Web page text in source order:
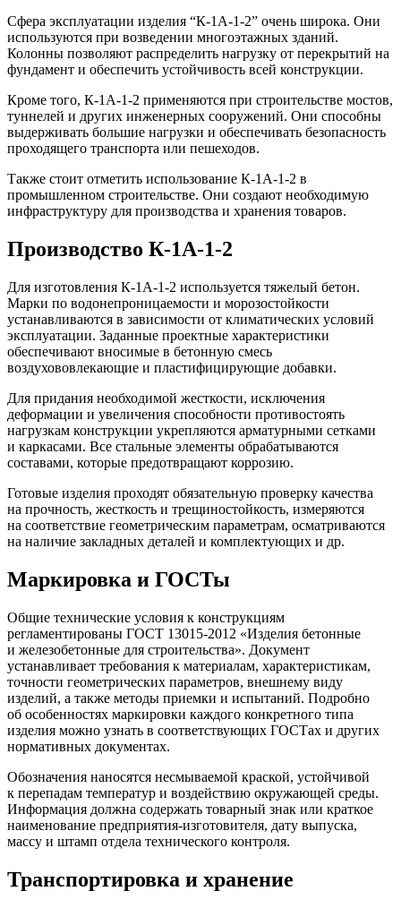
Сфера эксплуатации изделия “К-1А-1-2” очень широка. Они
используются при возведении многоэтажных зданий.
Колонны позволяют распределить нагрузку от перекрытий на
фундамент и обеспечить устойчивость всей конструкции.
Кроме того, К-1А-1-2 применяются при строительстве мостов,
туннелей и других инженерных сооружений. Они способны
выдерживать большие нагрузки и обеспечивать безопасность
проходящего транспорта или пешеходов.
Также стоит отметить использование К-1А-1-2 в
промышленном строительстве. Они создают необходимую
инфраструктуру для производства и хранения товаров.
Производство К-1А-1-2
Для изготовления К-1А-1-2 используется тяжелый бетон.
Марки по водонепроницаемости и морозостойкости
устанавливаются в зависимости от климатических условий
эксплуатации. Заданные проектные характеристики
обеспечивают вносимые в бетонную смесь
воздухововлекающие и пластифицирующие добавки.
Для придания необходимой жесткости, исключения
деформации и увеличения способности противостоять
нагрузкам конструкции укрепляются арматурными сетками
и каркасами. Все стальные элементы обрабатываются
составами, которые предотвращают коррозию.
Готовые изделия проходят обязательную проверку качества
на прочность, жесткость и трещиностойкость, измеряются
на соответствие геометрическим параметрам, осматриваются
на наличие закладных деталей и комплектующих и др.
Маркировка и ГОСТы
Общие технические условия к конструкциям
регламентированы ГОСТ 13015-2012 «Изделия бетонные
и железобетонные для строительства». Документ
устанавливает требования к материалам, характеристикам,
точности геометрических параметров, внешнему виду
изделий, а также методы приемки и испытаний. Подробно
об особенностях маркировки каждого конкретного типа
изделия можно узнать в соответствующих ГОСТах и других
нормативных документах.
Обозначения наносятся несмываемой краской, устойчивой
к перепадам температур и воздействию окружающей среды.
Информация должна содержать товарный знак или краткое
наименование предприятия-изготовителя, дату выпуска,
массу и штамп отдела технического контроля.
Транспортировка и хранение